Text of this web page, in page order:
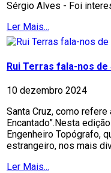
Sérgio Alves - Foi
Ler Mais...
Rui Terras fala-nos de
10 dezembro 2024
Santa Cruz, como refere
Encantado”.Nesta
Engenheiro Topógrafo,
estrangeiro, nos mais
Ler Mais...